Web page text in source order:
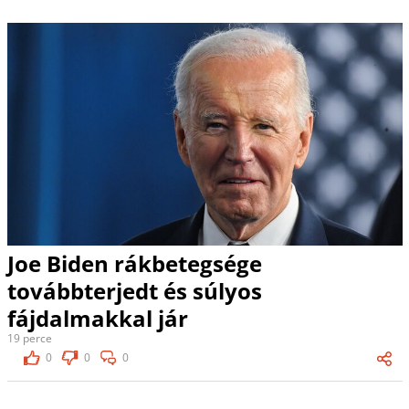
Joe Biden rákbetegsége
továbbterjedt és súlyos
fájdalmakkal jár
19 perce
0
0 0